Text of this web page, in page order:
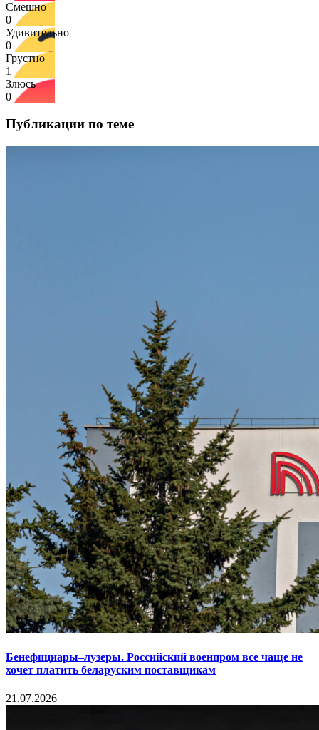
Смешно
0
Удивительно
0
Грустно
1
Злюсь
0
Публикации по теме
Бенефициары–лузеры. Российский военпром все чаще не
хочет платить беларуским поставщикам
21.07.2026